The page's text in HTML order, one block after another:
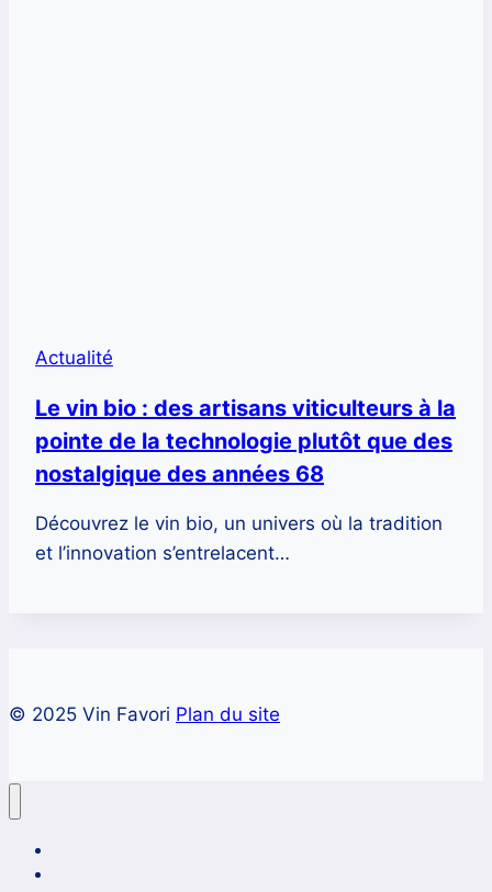
Actualité
Le vin bio : des artisans viticulteurs à la
pointe de la technologie plutôt que des
nostalgique des années 68
Découvrez le vin bio, un univers où la tradition
et l’innovation s’entrelacent…
© 2025 Vin Favori Plan du site